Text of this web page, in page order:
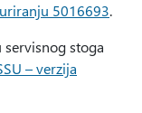
5016693.
stoga
– verzija